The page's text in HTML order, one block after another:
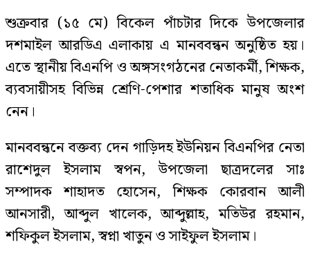
শুক্রবার (১৫ মে) বিকেল পাঁচটার দিকে উপজেলার
দশমাইল আরডিএ এলাকায় এ মানববন্ধন অনুষ্ঠিত হয়।
এতে স্থানীয় বিএনপি ও অঙ্গসংগঠনের নেতাকর্মী, শিক্ষক,
ব্যবসায়ীসহ বিভিন্ন শ্রেণি-পেশার শতাধিক মানুষ অংশ
নেন।
মানববন্ধনে বক্তব্য দেন গাড়িদহ ইউনিয়ন বিএনপির নেতা
রাশেদুল ইসলাম স্বপন, উপজেলা ছাত্রদলের সাঃ
সম্পাদক শাহাদত হোসেন, শিক্ষক কোরবান আলী
আনসারী, আব্দুল খালেক, আব্দুল্লাহ, মতিউর রহমান,
শফিকুল ইসলাম, স্বপ্না খাতুন ও সাইফুল ইসলাম।